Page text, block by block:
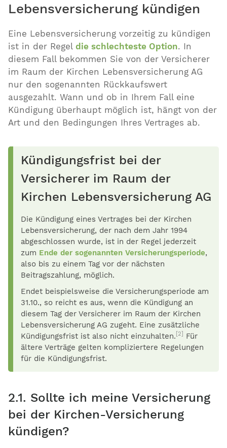
Lebensversicherung kündigen
Eine Lebensversicherung vorzeitig zu kündigen
ist in der Regeldie schlechteste Option. In
diesem Fall bekommen Sie von der Versicherer
im Raum der Kirchen Lebensversicherung AG
nur den sogenannten Rückkaufswert
ausgezahlt. Wann und ob in Ihrem Fall eine
Kündigung überhaupt möglich ist, hängt von der
Art und den Bedingungen Ihres Vertrages ab.
Kündigungsfrist bei der
Versicherer im Raum der
Kirchen Lebensversicherung AG
Die Kündigung eines Vertrages bei der Kirchen
Lebensversicherung, der nach dem Jahr 1994
abgeschlossen wurde, ist in der Regel jederzeit
zum Ende der sogenannten Versicherungsperiode,
also bis zu einem Tag vor der nächsten
Beitragszahlung, möglich.
Endet beispielsweise die Versicherungsperiode am
31.10., so reicht es aus, wenn die Kündigung an
diesem Tag der Versicherer im Raum der Kirchen
Lebensversicherung AG zugeht. Eine zusätzliche
Kündigungsfrist ist also nicht einzuhalten. [2]
Für
ältere Verträge gelten kompliziertere Regelungen
für die Kündigungsfrist.
2.1. Sollte ich meine Versicherung
bei der Kirchen-Versicherung
kündigen?